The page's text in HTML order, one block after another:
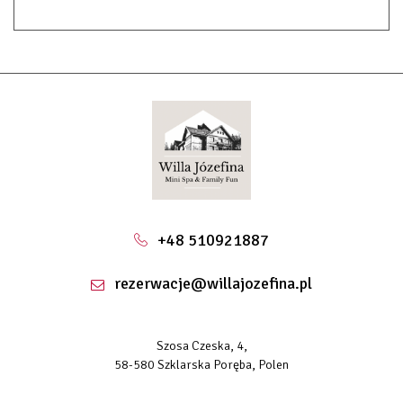
+48 510921887
rezerwacje@willajozefina.pl
Szosa Czeska, 4,
58-580 Szklarska Poręba, Polen